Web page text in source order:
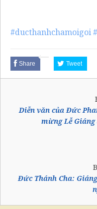
#ducthanhchamoigoi
Share Tweet
Diễn văn của Đức
mừng Lễ
Đức Thánh Cha: